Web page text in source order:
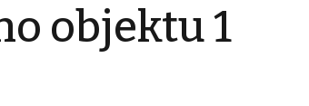
objektu 1